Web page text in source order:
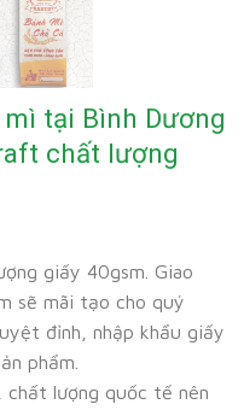
tại Bình Dương
chất lượng
giấy 40gsm. Giao
sẽ mãi tạo cho quý
đỉnh, nhập khẩu giấy
phẩm.
chất lượng quốc tế nên